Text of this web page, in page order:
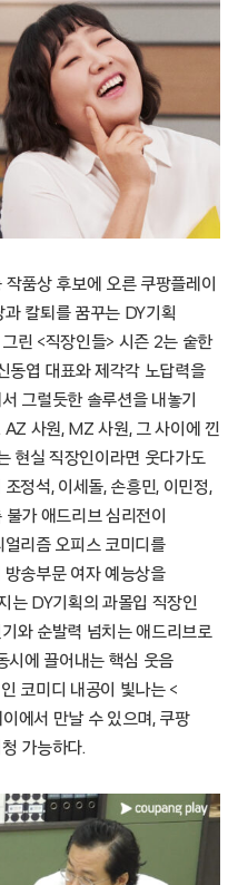
품상 후보에 오른 쿠팡플레이
칼퇴를 꿈꾸는 DY기획
린 <직장인들> 시즌 2는 숱한
동엽 대표와 제각각 노답력을
그럴듯한 솔루션을 내놓기
사원, MZ 사원, 그 사이에 낀
현실 직장인이라면 웃다가도
정석, 이세돌, 손흥민, 이민정,
가 애드리브 심리전이
리즘 오피스 코미디를
송부문 여자 예능상을
는 DY기획의 과몰입 직장인
와 순발력 넘치는 애드리브로
시에 끌어내는 핵심 웃음
코미디 내공이 빛나는 <
에서 만날 수 있으며, 쿠팡
가능하다.